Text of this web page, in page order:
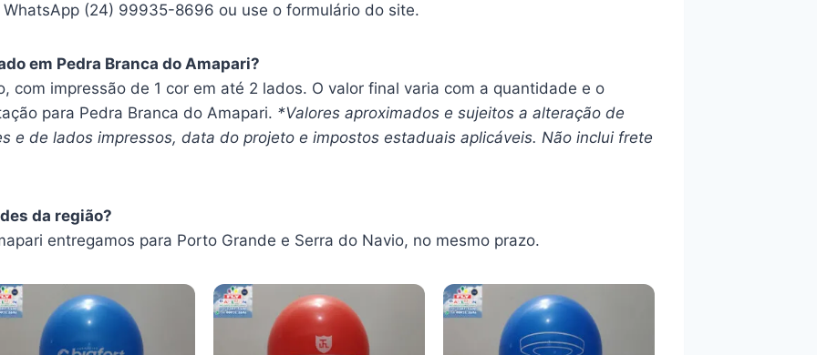
(24) 99935-8696 ou use o formulário do site.
em Pedra Branca do Amapari?
com impressão de 1 cor em até 2 lados. O valor final varia com a quantidade e o
para Pedra Branca do Amapari. *Valores aproximados e sujeitos a alteração de
e de lados impressos, data do projeto e impostos estaduais aplicáveis. Não inclui frete
da região?
entregamos para Porto Grande e Serra do Navio, no mesmo prazo.